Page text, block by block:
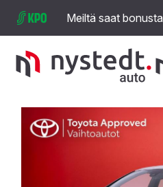
Meiltä saat bonusta